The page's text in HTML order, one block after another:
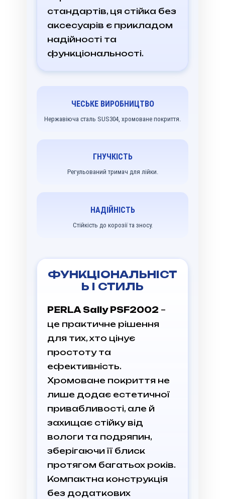
стандартів, ця стійка без
аксесуарів є прикладом
надійності та
функціональності.
ЧЕСЬКЕ ВИРОБНИЦТВО
Нержавіюча сталь SUS304, хромоване покриття.
ГНУЧКІСТЬ
Регульований тримач для лійки.
НАДІЙНІСТЬ
Стійкість до корозії та зносу.
ФУНКЦІОНАЛЬНІСТ
Ь І СТИЛЬ
PERLA Sally PSF2002 –
це практичне рішення
для тих, хто цінує
простоту та
ефективність.
Хромоване покриття не
лише додає естетичної
привабливості, але й
захищає стійку від
вологи та подряпин,
зберігаючи її блиск
протягом багатьох років.
Компактна конструкція
без додаткових